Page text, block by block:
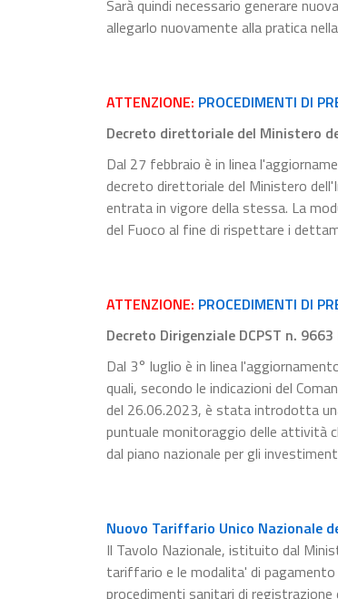
Sarà quindi necessario generare
allegarlo nuovamente alla pratica
ATTENZIONE: PROCEDIMENTI DI
Decreto direttoriale del Ministero
Dal 27 febbraio è in linea
decreto direttoriale del Ministero
entrata in vigore della stessa. La
del Fuoco al fine di rispettare i
ATTENZIONE: PROCEDIMENTI DI
Decreto Dirigenziale DCPST n.
Dal 3° luglio è in linea
quali, secondo le indicazioni del
del 26.06.2023, è stata introdotta
puntuale monitoraggio delle attività
dal piano nazionale per gli
Nuovo Tariffario Unico Nazionale
Il Tavolo Nazionale, istituito dal
tariffario e le modalita' di pagamento
procedimenti sanitari di